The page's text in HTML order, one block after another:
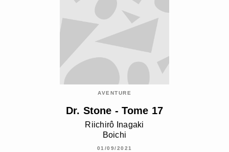
AVENTURE
Dr. Stone - Tome 17
Riichirô Inagaki
Boichi
01/09/2021